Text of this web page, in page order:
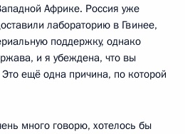
Африке. Россия уже
лабораторию в Гвинее,
поддержку, однако
и я убеждена, что вы
ещё одна причина, по которой
много говорю, хотелось бы